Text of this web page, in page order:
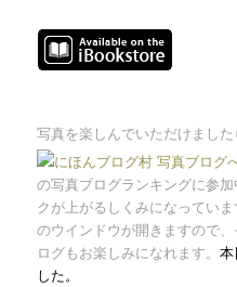
写真を楽しんでいただけまし
の写真ブログランキングに参
クが上がるしくみになってい
のウインドウが開きますので
ログもお楽しみになれます。本
した。